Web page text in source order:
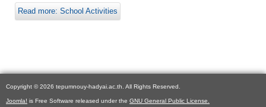
Read more: School Activities
Copyright © 2026 tepumnouy-hadyai.ac.th. All Rights Reserved.
Joomla! is Free Software released under the GNU General Public License.